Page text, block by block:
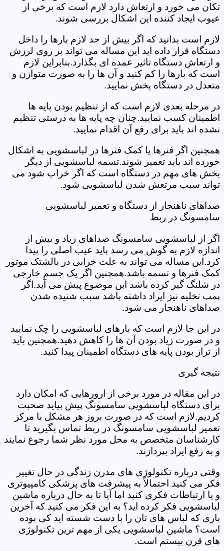
تکان می خورد و ارتعاش دارد لازم است که برخی از
عیوب ایجاد کننده این اشکال بررسی شوند.
لازم است بدانید که اگر بیش از حد لازم بارها را داخل
دستگاه قرار داده اید این مساله می تواند بر روی لرزش
و ارتعاش دستگاه تاثیر عمده ای بگذارد.بنابراین لازم
است که بارها را کم کنید و آن ها را به صورت متوازن و
متعدل در دستگاه پخش نمایید.
در مرحله بعدی لازم است که از تنظیم بودن پایه ها
اطمینان کسب نمایید.چنان چه پایه ها به درستی تنظیم
نشده اند باید برای رفع آن اقدام نمایید.
همچنین اگر فنرها یا کمک فنرها در لباسشویی به اشکال
خورده اند باید تعمیر شوند.تسمه لباسشویی از دیگر
بخش های مهم در دستگاه است که اگر خراب شود می
تواند سبب مرتعش شدن لباسشویی شود.
صداهای ناهنجار از دستگاه و تعمیر لباسشویی
سامسونگ در ربط
اگر از لباسشویی سامسونگ صداهای زیاد و بیش از
اندازه لازم به گوش می رسد باید عیب اصلی را پیدا
کرد.این مساله می تواند به علت خرابی در بالشتک موتور
کمک فنرها و تسمه باشد.همچنین اگر یک جسم خارجی
در شلنگ گیر کرده باشد این موضوع پیش می آید.اگر
پمپ تخلیه نیز ایراد داشته باشد سبب شنیده شدن
صداهای ناهنجار می شود.
در این جا لازم است که بارهای لباسشویی را چک نمایید
و در صورت زیاد بودن آن ها را کاهش دهید.همچنین باید
از تراز بودن پایه های دستگاه اطمینان پیدا کنید.
نتیجه گیری
در این مقاله در مورد برخی از ارورهایی که امکان دارد
برای دستگاه لباسشویی سامسونگ پیش بیاید صحبت
کردیم.لازم است که در صورت بروز هر مشکل با مرکز
تعمیر لباسشویی سامسونگ در ربط تماس بگیرید تا
کارشناسان متخصص به محل مورد نظر شما رجوع نمایند
و به رفع ایراد بپردازند.
وقتی درباره تکنولوژی های مدرن زندگی در حال تغییر
فکر می کنید احتمالاً به پیشرفت های پزشکی کامپیوتری
و یا ارتباطات فکری کنید اما آیا تا به حال درباره ماشین
لباسشویی فکر کرده اید؟ به این فکر می کنید که آخرین
باری که لباس های تان را با دست شسته اید کی بوده
است؟ ماشین لباسشویی یکی از مهم ترین تکنولوژی
های قرن بیستم است.